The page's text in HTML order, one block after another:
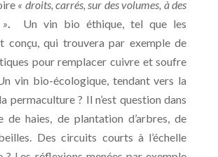
« droits, carrés, sur des volumes, à des
Un vin bio éthique, tel que les
conçu, qui trouvera par exemple de
pour remplacer cuivre et soufre
vin bio-écologique, tendant vers la
permaculture ? Il n’est question dans
de haies, de plantation d’arbres, de
Des circuits courts à l’échelle